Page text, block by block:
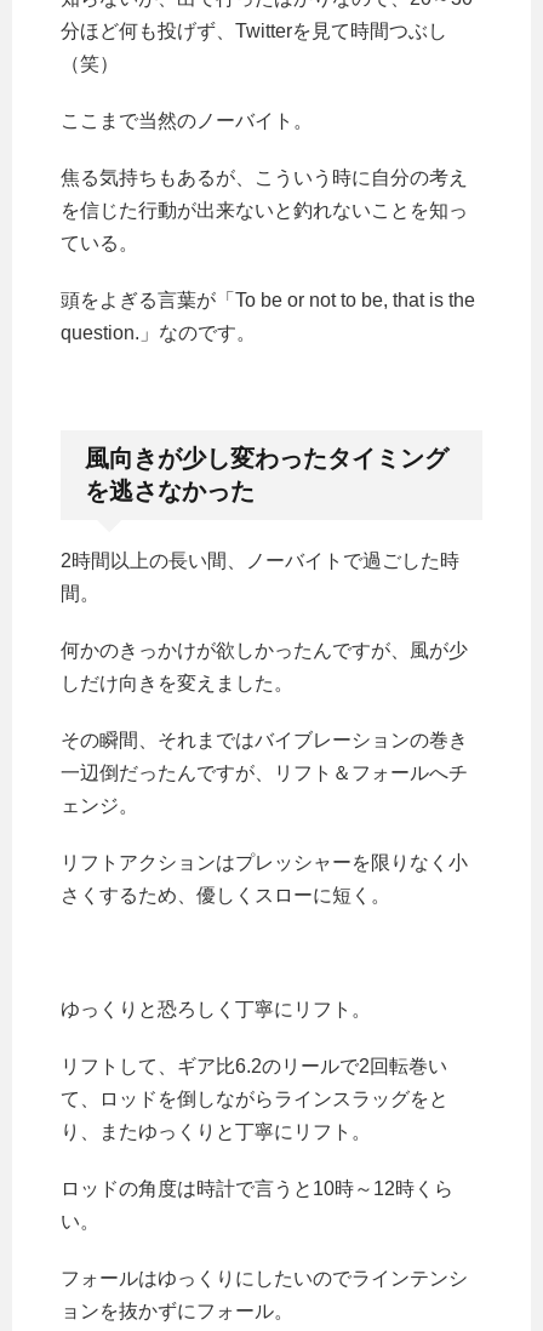
分ほど何も投げず、Twitterを見て時間つぶし
（笑）
ここまで当然のノーバイト。
焦る気持ちもあるが、こういう時に自分の考え
を信じた行動が出来ないと釣れないことを知っ
ている。
頭をよぎる言葉が「 To be or not to be, that is the
question. 」なのです。
風向きが少し変わったタイミング
を逃さなかった
2時間以上の長い間、ノーバイトで過ごした時
間。
何かのきっかけが欲しかったんですが、風が少
しだけ向きを変えました。
その瞬間、それまではバイブレーションの巻き
一辺倒だったんですが、リフト＆フォールへチ
ェンジ。
リフトアクションはプレッシャーを限りなく小
さくするため、優しくスローに短く。
ゆっくりと恐ろしく丁寧にリフト。
リフトして、ギア比6.2のリールで2回転巻い
て、
ロッドを倒しながらラインスラッグをと
り、またゆっくりと丁寧にリフト。
ロッドの角度は時計で言うと10時～12時くら
い。
フォールはゆっくりにしたいのでラインテンシ
ョンを抜かずにフォール。